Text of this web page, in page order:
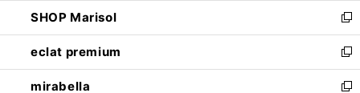
く
で
開
く
ド
ウ
で
開
く
ィ
ン
ド
ウ
で
し
い
ウ
ィ
ン
ド
SHOP Marisol
新
し
い
ウ
ィ
eclat premium
新
し
い
mirabella
新